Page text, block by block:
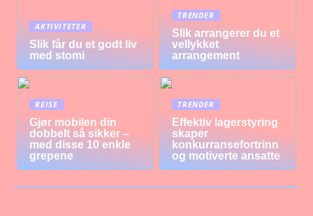
AKTIVITETER
Slik får du et godt liv
med stomi
TRENDER
Slik arrangerer du et
vellykket
arrangement
REISE
Gjør mobilen din
dobbelt så sikker –
med disse 10 enkle
grepene
TRENDER
Effektiv lagerstyring
skaper
konkurransefortrinn
og motiverte ansatte